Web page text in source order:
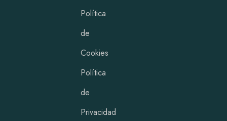
Política
de
Cookies
Política
de
Privacidad